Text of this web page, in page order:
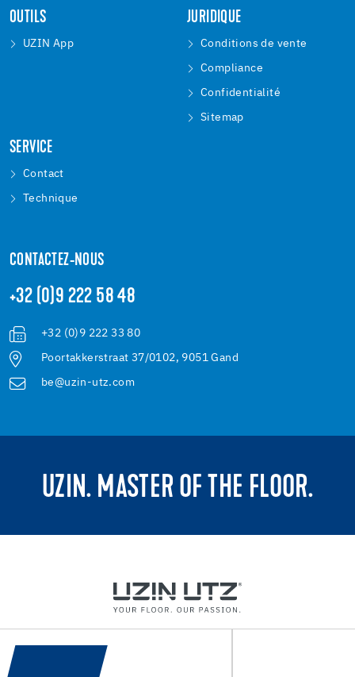
OUTILS
UZIN App
JURIDIQUE
Conditions de vente
Compliance
Confidentialité
Sitemap
SERVICE
Contact
Technique
CONTACTEZ-NOUS
+32 (0)9 222 58 48
+32 (0)9 222 33 80
Poortakkerstraat 37/0102, 9051 Gand
be@uzin-utz.com
UZIN. MASTER OF THE FLOOR.